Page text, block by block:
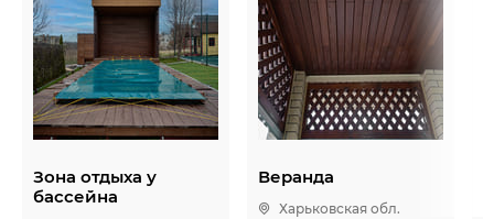
Зона отдыха у
бассейна
Веранда
Харьковская обл.